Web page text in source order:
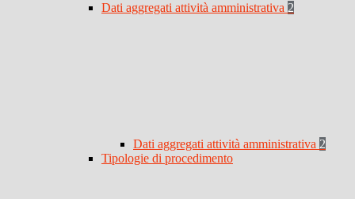
Dati aggregati attività amministrativa 2
Dati aggregati attività amministrativa 2
Tipologie di procedimento